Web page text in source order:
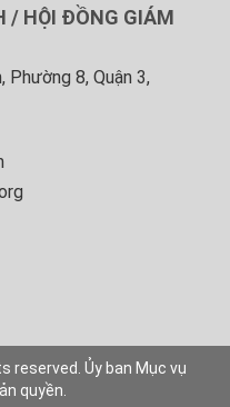
/ HỘI ĐỒNG GIÁM
Phường 8, Quận 3,
reserved. Ủy ban Mục vụ
quyền.